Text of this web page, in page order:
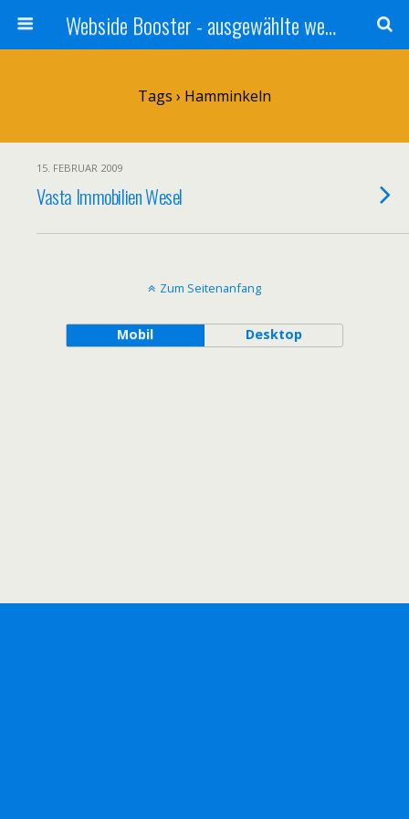
Webside Booster - ausgewählte websides
Tags › Hamminkeln
15. FEBRUAR 2009
Vasta Immobilien Wesel
Zum Seitenanfang
Mobil Desktop